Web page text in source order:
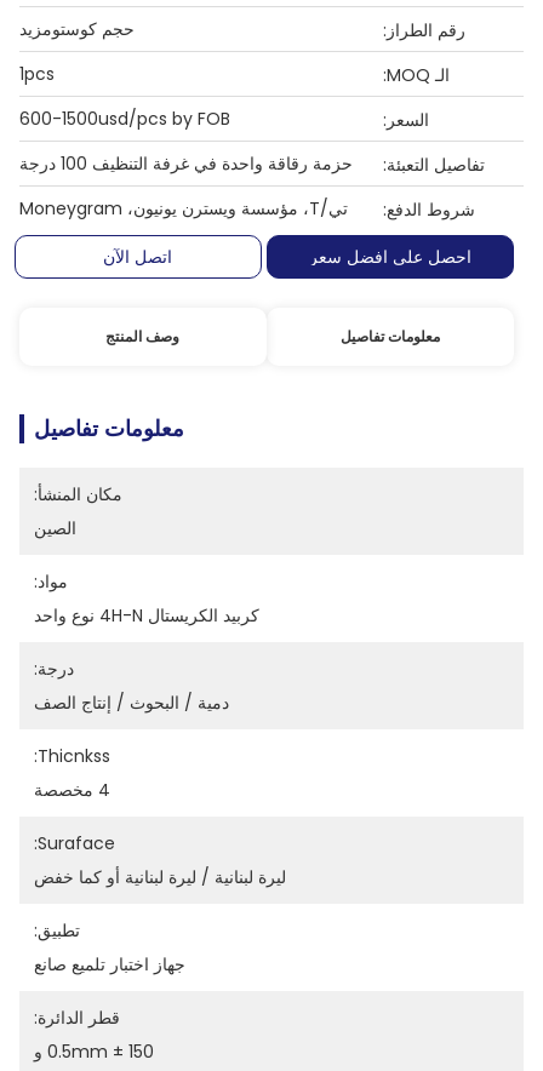
رقم الطراز:
حجم كوستومزيد
الـ MOQ:
1pcs
السعر:
600-1500usd/pcs by FOB
تفاصيل التعبئة:
حزمة رقاقة واحدة في غرفة التنظيف 100 درجة
شروط الدفع:
تي/T، مؤسسة ويسترن يونيون، Moneygram
احصل على افضل سعر
اتصل الآن
معلومات تفاصيل وصف المنتج
معلومات تفاصيل
مكان المنشأ:
الصين
مواد:
كربيد الكريستال 4H-N نوع واحد
درجة:
دمية / البحوث / إنتاج الصف
Thicnkss:
4 مخصصة
Suraface:
ليرة لبنانية / ليرة لبنانية أو كما خفض
تطبيق:
جهاز اختبار تلميع صانع
قطر الدائرة:
150 ± 0.5mm و